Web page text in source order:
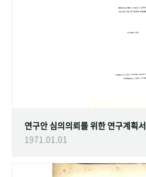
연구안 심의의뢰를 위한 연구계획서
1971.01.01